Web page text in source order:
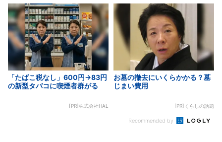
「たばこ税なし」600円→83円
の新型タバコに喫煙者群がる
[PR]株式会社HAL
お墓の撤去にいくらかかる？墓
じまい費用
[PR]くらしの話題
Recommended by